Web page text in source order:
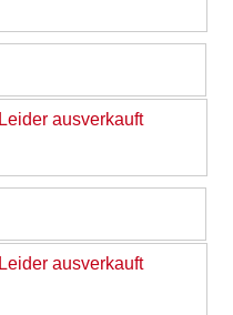
Leider ausverkauft
Leider ausverkauft